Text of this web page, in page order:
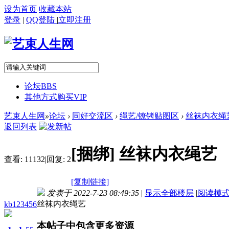
设为首页 收藏本站
登录 | QQ登陆 |立即注册
论坛BBS
其他方式购买VIP
艺束人生网 »论坛 › 同好交流区 › 绳艺/镣铐贴图区 › 丝袜内衣绳
返回列表
查看: 11132|回复: 2[捆绑] 丝袜内衣绳艺
[复制链接]
kb123456
发表于 2022-7-23 08:49:35 | 显示全部楼层 |阅读模
丝袜内衣绳艺
本帖子中包含更多资源